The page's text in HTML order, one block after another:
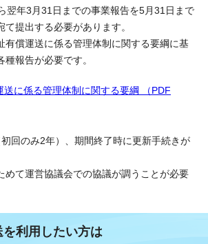
翌年3月31日までの事業報告を5月31日まで
て提出する必要があります。
有償運送に係る管理体制に関する要綱に基
報告が必要です。
送に係る管理体制に関する要綱 （PDF
回のみ2年）、期間終了時に更新手続きが
めて運営協議会での協議が調うことが必要
利用したい方は